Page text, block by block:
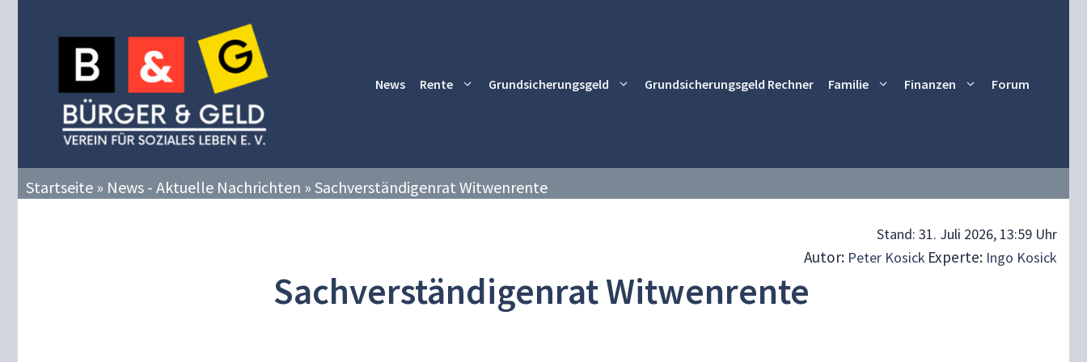
News Rente Grundsicherungsgeld Grundsicherungsgeld Rechner Familie Finanzen Forum
Startseite » News - Aktuelle Nachrichten » Sachverständigenrat Witwenrente
Stand: 31. Juli 2026, 13:59 Uhr
Autor: Peter Kosick Experte: Ingo Kosick
Sachverständigenrat Witwenrente